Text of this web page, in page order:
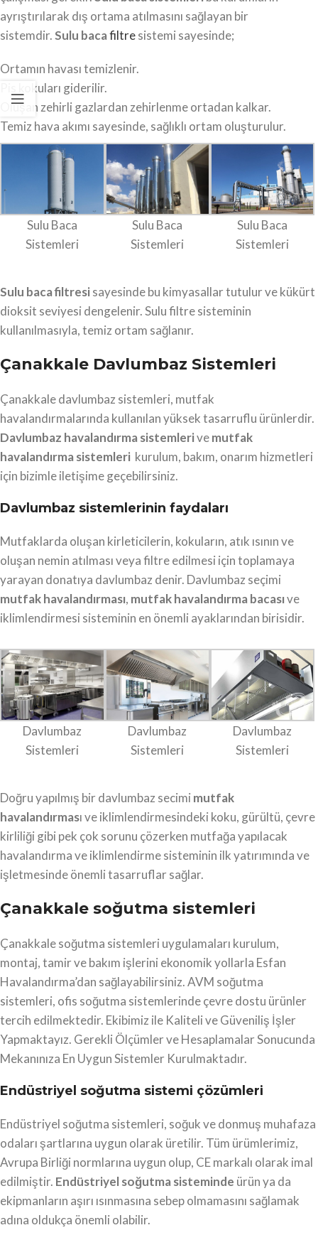
ayrıştırılarak dış ortama atılmasını sağlayan bir
sistemdir.Sulu bacafiltresistemi sayesinde;
Ortamın havası temizlenir.
Pis kokuları giderilir.
Oluşan zehirli gazlardan zehirlenme ortadan kalkar.
Temiz hava akımı sayesinde, sağlıklı ortam oluşturulur.
Sulu Baca
Sistemleri
Sulu Baca
Sistemleri
Sulu Baca
Sistemleri
Sulu baca filtresisayesinde bu kimyasallar tutulur ve kükürt
dioksit seviyesi dengelenir. Sulu filtre sisteminin
kullanılmasıyla, temiz ortam sağlanır.
Çanakkale Davlumbaz Sistemleri
Çanakkale davlumbaz sistemleri, mutfak
havalandırmalarında kullanılan yüksek tasarruflu ürünlerdir.
Davlumbaz havalandırma sistemlerivemutfak
havalandırma sistemleri kurulum, bakım, onarım hizmetleri
için bizimle iletişime geçebilirsiniz.
Davlumbaz sistemlerinin faydaları
Mutfaklarda oluşan kirleticilerin, kokuların, atık ısının ve
oluşan nemin atılması veya filtre edilmesi için toplamaya
yarayan donatıya davlumbaz denir. Davlumbaz seçimi
mutfak havalandırması, mutfak havalandırma bacasıve
iklimlendirmesi sisteminin en önemli ayaklarından birisidir.
Davlumbaz
Sistemleri
Davlumbaz
Sistemleri
Davlumbaz
Sistemleri
Doğru yapılmış bir davlumbaz secimi mutfak
havalandırması ve iklimlendirmesindeki koku, gürültü, çevre
kirliliği gibi pek çok sorunu çözerken mutfağa yapılacak
havalandırma ve iklimlendirme sisteminin ilk yatırımında ve
işletmesinde önemli tasarruflar sağlar.
Çanakkale soğutma sistemleri
Çanakkale soğutma sistemleri uygulamaları kurulum,
montaj, tamir ve bakım işlerini ekonomik yollarla Esfan
Havalandırma’dan sağlayabilirsiniz. AVM soğutma
sistemleri, ofis soğutma sistemlerinde çevre dostu ürünler
tercih edilmektedir. Ekibimiz ile Kaliteli ve Güveniliş İşler
Yapmaktayız. Gerekli Ölçümler ve Hesaplamalar Sonucunda
Mekanınıza En Uygun Sistemler Kurulmaktadır.
Endüstriyel soğutma sistemi çözümleri
Endüstriyel soğutma sistemleri, soğuk ve donmuş muhafaza
odaları şartlarına uygun olarak üretilir. Tüm ürümlerimiz,
Avrupa Birliği normlarına uygun olup, CE markalı olarak imal
edilmiştir. Endüstriyel soğutma sisteminde ürün ya da
ekipmanların aşırı ısınmasına sebep olmamasını sağlamak
adına oldukça önemli olabilir.